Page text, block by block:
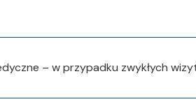
– w przypadku zwykłych